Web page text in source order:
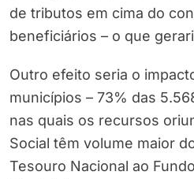
de tributos em cima do
beneficiários – o que
Outro efeito seria o
municípios – 73% das
nas quais os recursos
Social têm volume maior
Tesouro Nacional ao